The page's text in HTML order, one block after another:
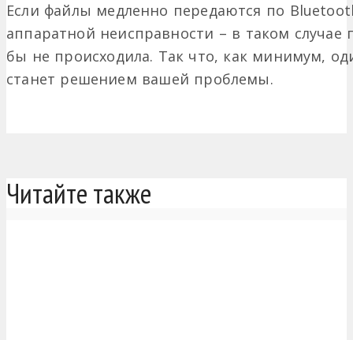
Если файлы медленно передаются по
аппаратной неисправности – в таком
бы не происходила. Так что, как минимум,
станет решением вашей проблемы.
Читайте также